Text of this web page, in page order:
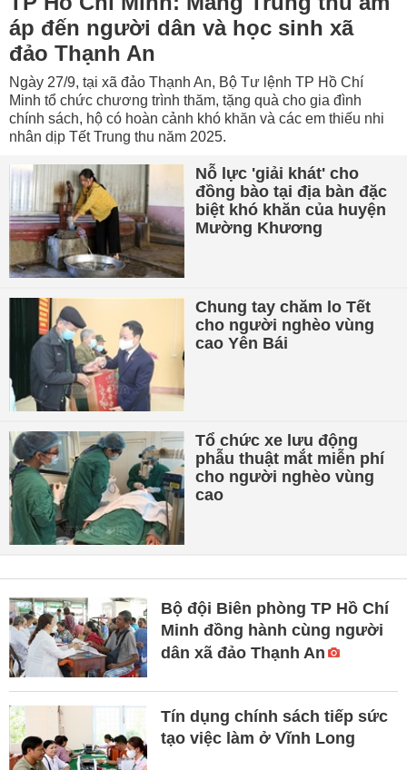
áp đến người dân và học sinh xã
đảo Thạnh An
Ngày 27/9, tại xã đảo Thạnh An, Bộ Tư lệnh TP Hồ Chí
Minh tổ chức chương trình thăm, tặng quà cho gia đình
chính sách, hộ có hoàn cảnh khó khăn và các em thiếu nhi
nhân dịp Tết Trung thu năm 2025.
Nỗ lực 'giải khát' cho
đồng bào tại địa bàn đặc
biệt khó khăn của huyện
Mường Khương
Chung tay chăm lo Tết
cho người nghèo vùng
cao Yên Bái
Tổ chức xe lưu động
phẫu thuật mắt miễn phí
cho người nghèo vùng
cao
Bộ đội Biên phòng TP Hồ Chí
Minh đồng hành cùng người
dân xã đảo Thạnh An
Tín dụng chính sách tiếp sức
tạo việc làm ở Vĩnh Long